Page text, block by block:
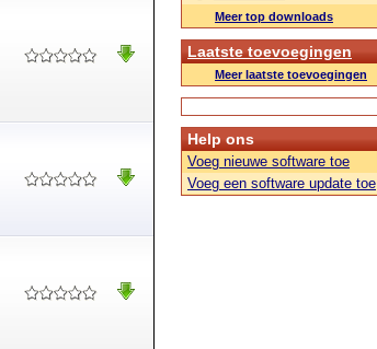
Meer top downloads
Laatste toevoegingen
Meer laatste toevoegingen
Help ons
Voeg nieuwe software toe
Voeg een software update toe